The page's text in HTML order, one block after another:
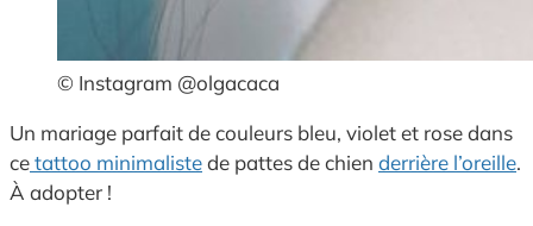
© Instagram @olgacaca
Un mariage parfait de couleurs bleu, violet et rose dans
cetattoo minimalistede pattes de chien derrière l’oreille.
À adopter !